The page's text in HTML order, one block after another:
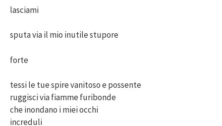
lasciami
sputa via il mio inutile stupore
forte
tessi le tue spire vanitoso e possente
ruggisci via fiamme furibonde
che inondano i miei occhi
increduli